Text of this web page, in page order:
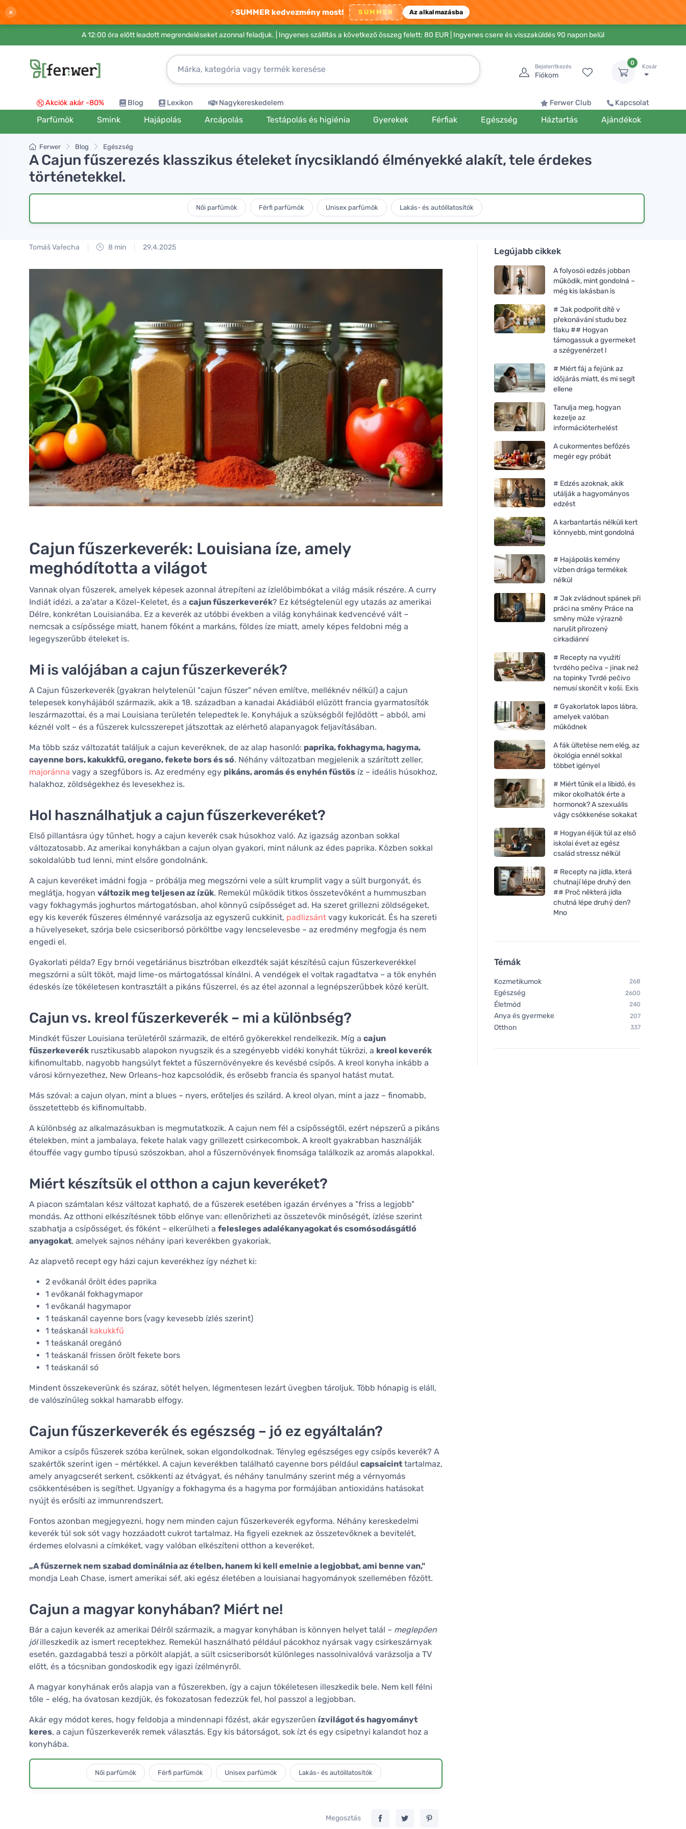
× ⚡SUMMER kedvezmény most! SUMMER Az alkalmazásba
A 12:00 óra előtt leadott megrendeléseket azonnal feladjuk. | Ingyenes szállítás a következő összeg felett: 80 EUR | Ingyenes csere és visszaküldés 90 napon belül
Bejelentkezés
Fiókom
0
Kosár
Akciók akár -80% Blog Lexikon Nagykereskedelem Ferwer Club Kapcsolat
Parfümök Smink Hajápolás Arcápolás Testápolás és higiénia Gyerekek Férfiak Egészség Háztartás Ajándékok
Ferwer Blog Egészség
A Cajun fűszerezés klasszikus ételeket ínycsiklandó élményekké alakít, tele érdekes
történetekkel.
Női parfümök Férfi parfümök Unisex parfümök Lakás- és autóillatosítók
Tomáš Vařecha 8 min 29.4.2025
Cajun fűszerkeverék: Louisiana íze, amely
meghódította a világot
Vannak olyan fűszerek, amelyek képesek azonnal átrepíteni az ízlelőbimbókat a világ másik részére. A curry
Indiát idézi, a za'atar a Közel-Keletet, és a cajun fűszerkeverék? Ez kétségtelenül egy utazás az amerikai
Délre, konkrétan Louisianába. Ez a keverék az utóbbi években a világ konyháinak kedvencévé vált –
nemcsak a csípőssége miatt, hanem főként a markáns, földes íze miatt, amely képes feldobni még a
legegyszerűbb ételeket is.
Mi is valójában a cajun fűszerkeverék?
A Cajun fűszerkeverék (gyakran helytelenül "cajun fűszer" néven említve, melléknév nélkül) a cajun
telepesek konyhájából származik, akik a 18. században a kanadai Akádiából elűzött francia gyarmatosítók
leszármazottai, és a mai Louisiana területén telepedtek le. Konyhájuk a szükségből fejlődött – abból, ami
kéznél volt – és a fűszerek kulcsszerepet játszottak az elérhető alapanyagok feljavításában.
Ma több száz változatát találjuk a cajun keveréknek, de az alap hasonló: paprika, fokhagyma, hagyma,
cayenne bors, kakukkfű, oregano, fekete bors és só. Néhány változatban megjelenik a szárított zeller,
majoránna vagy a szegfűbors is. Az eredmény egy pikáns, aromás és enyhén füstös íz – ideális húsokhoz,
halakhoz, zöldségekhez és levesekhez is.
Hol használhatjuk a cajun fűszerkeveréket?
Első pillantásra úgy tűnhet, hogy a cajun keverék csak húsokhoz való. Az igazság azonban sokkal
változatosabb. Az amerikai konyhákban a cajun olyan gyakori, mint nálunk az édes paprika. Közben sokkal
sokoldalúbb tud lenni, mint elsőre gondolnánk.
A cajun keveréket imádni fogja – próbálja meg megszórni vele a sült krumplit vagy a sült burgonyát, és
meglátja, hogyan változik meg teljesen az ízük. Remekül működik titkos összetevőként a hummuszban
vagy fokhagymás joghurtos mártogatósban, ahol könnyű csípősséget ad. Ha szeret grillezni zöldségeket,
egy kis keverék fűszeres élménnyé varázsolja az egyszerű cukkinit, padlizsánt vagy kukoricát. És ha szereti
a hüvelyeseket, szórja bele csicseriborsó pörköltbe vagy lencselevesbe – az eredmény megfogja és nem
engedi el.
Gyakorlati példa? Egy brnói vegetáriánus bisztróban elkezdték saját készítésű cajun fűszerkeverékkel
megszórni a sült tököt, majd lime-os mártogatóssal kínálni. A vendégek el voltak ragadtatva – a tök enyhén
édeskés íze tökéletesen kontrasztált a pikáns fűszerrel, és az étel azonnal a legnépszerűbbek közé került.
Cajun vs. kreol fűszerkeverék – mi a különbség?
Mindkét fűszer Louisiana területéről származik, de eltérő gyökerekkel rendelkezik. Míg a cajun
fűszerkeverék rusztikusabb alapokon nyugszik és a szegényebb vidéki konyhát tükrözi, a kreol keverék
kifinomultabb, nagyobb hangsúlyt fektet a fűszernövényekre és kevésbé csípős. A kreol konyha inkább a
városi környezethez, New Orleans-hoz kapcsolódik, és erősebb francia és spanyol hatást mutat.
Más szóval: a cajun olyan, mint a blues – nyers, erőteljes és szilárd. A kreol olyan, mint a jazz – finomabb,
összetettebb és kifinomultabb.
A különbség az alkalmazásukban is megmutatkozik. A cajun nem fél a csípősségtől, ezért népszerű a pikáns
ételekben, mint a jambalaya, fekete halak vagy grillezett csirkecombok. A kreolt gyakrabban használják
étouffée vagy gumbo típusú szószokban, ahol a fűszernövények finomsága találkozik az aromás alapokkal.
Miért készítsük el otthon a cajun keveréket?
A piacon számtalan kész változat kapható, de a fűszerek esetében igazán érvényes a "friss a legjobb"
mondás. Az otthoni elkészítésnek több előnye van: ellenőrizheti az összetevők minőségét, ízlése szerint
szabhatja a csípősséget, és főként – elkerülheti a felesleges adalékanyagokat és csomósodásgátló
anyagokat, amelyek sajnos néhány ipari keverékben gyakoriak.
Az alapvető recept egy házi cajun keverékhez így nézhet ki:
2 evőkanál őrölt édes paprika
1 evőkanál fokhagymapor
1 evőkanál hagymapor
1 teáskanál cayenne bors (vagy kevesebb ízlés szerint)
1 teáskanál kakukkfű
1 teáskanál oregánó
1 teáskanál frissen őrölt fekete bors
1 teáskanál só
Mindent összekeverünk és száraz, sötét helyen, légmentesen lezárt üvegben tároljuk. Több hónapig is eláll,
de valószínűleg sokkal hamarabb elfogy.
Cajun fűszerkeverék és egészség – jó ez egyáltalán?
Amikor a csípős fűszerek szóba kerülnek, sokan elgondolkodnak. Tényleg egészséges egy csípős keverék? A
szakértők szerint igen – mértékkel. A cajun keverékben található cayenne bors például capsaicint tartalmaz,
amely anyagcserét serkent, csökkenti az étvágyat, és néhány tanulmány szerint még a vérnyomás
csökkentésében is segíthet. Ugyanígy a fokhagyma és a hagyma por formájában antioxidáns hatásokat
nyújt és erősíti az immunrendszert.
Fontos azonban megjegyezni, hogy nem minden cajun fűszerkeverék egyforma. Néhány kereskedelmi
keverék túl sok sót vagy hozzáadott cukrot tartalmaz. Ha figyeli ezeknek az összetevőknek a bevitelét,
érdemes elolvasni a címkéket, vagy valóban elkészíteni otthon a keveréket.
„A fűszernek nem szabad dominálnia az ételben, hanem ki kell emelnie a legjobbat, ami benne van,"
mondja Leah Chase, ismert amerikai séf, aki egész életében a louisianai hagyományok szellemében főzött.
Cajun a magyar konyhában? Miért ne!
Bár a cajun keverék az amerikai Délről származik, a magyar konyhában is könnyen helyet talál – meglepően
jólilleszkedik az ismert receptekhez. Remekül használható például pácokhoz nyársak vagy csirkeszárnyak
esetén, gazdagabbá teszi a pörkölt alapját, a sült csicseriborsót különleges nassolnivalóvá varázsolja a TV
előtt, és a tócsniban gondoskodik egy igazi ízélményről.
A magyar konyhának erős alapja van a fűszerekben, így a cajun tökéletesen illeszkedik bele. Nem kell félni
tőle – elég, ha óvatosan kezdjük, és fokozatosan fedezzük fel, hol passzol a legjobban.
Akár egy módot keres, hogy feldobja a mindennapi főzést, akár egyszerűen ízvilágot és hagyományt
keres, a cajun fűszerkeverék remek választás. Egy kis bátorságot, sok ízt és egy csipetnyi kalandot hoz a
konyhába.
Női parfümök Férfi parfümök Unisex parfümök Lakás- és autóillatosítók
Megosztás
Legújabb cikkek
A folyosói edzés jobban
működik, mint gondolná –
még kis lakásban is
# Jak podpořit dítě v
překonávání studu bez
tlaku ## Hogyan
támogassuk a gyermeket
a szégyenérzet l
# Miért fáj a fejünk az
időjárás miatt, és mi segít
ellene
Tanulja meg, hogyan
kezelje az
információterhelést
A cukormentes befőzés
megér egy próbát
# Edzés azoknak, akik
utálják a hagyományos
edzést
A karbantartás nélküli kert
könnyebb, mint gondolná
# Hajápolás kemény
vízben drága termékek
nélkül
# Jak zvládnout spánek při
práci na směny Práce na
směny může výrazně
narušit přirozený
cirkadiánní
# Recepty na využití
tvrdého pečiva – jinak než
na topinky Tvrdé pečivo
nemusí skončit v koši. Exis
# Gyakorlatok lapos lábra,
amelyek valóban
működnek
A fák ültetése nem elég, az
ökológia ennél sokkal
többet igényel
# Miért tűnik el a libidó, és
mikor okolhatók érte a
hormonok? A szexuális
vágy csökkenése sokakat
# Hogyan éljük túl az első
iskolai évet az egész
család stressz nélkül
# Recepty na jídla, která
chutnají lépe druhý den
## Proč některá jídla
chutná lépe druhý den?
Mno
Témák
Kozmetikumok 268
Egészség 2600
Életmód 240
Anya és gyermeke 207
Otthon 337